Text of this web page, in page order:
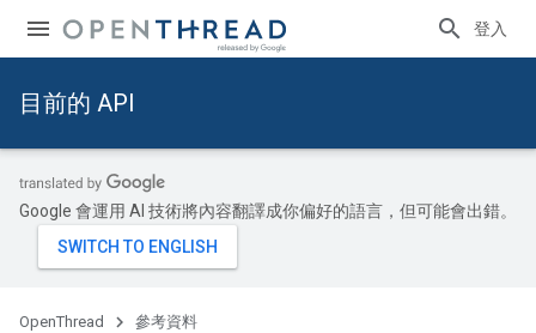
登入
目前的 API
Google 會運用 AI 技術將內容翻譯成你偏好的語言，但可能會出錯。
OpenThread 參考資料